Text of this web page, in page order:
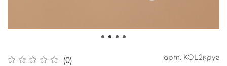
(0) арт. KOL2круг